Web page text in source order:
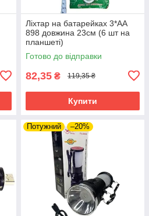
Ліхтар на батарейках 3*АА
898 довжина 23см (6 шт на
планшеті)
Готово до відправки
82,35 ₴ 119,35 ₴
Купити
Потужний –20%